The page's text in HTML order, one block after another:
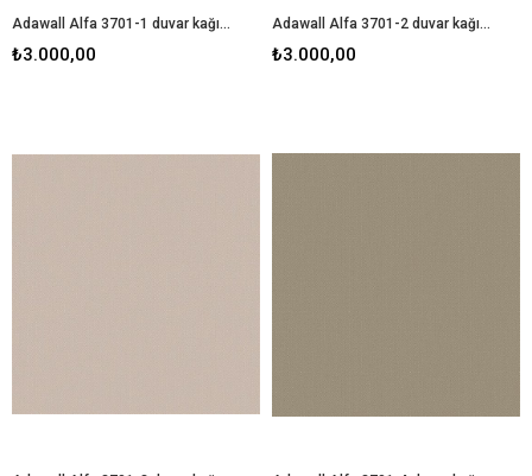
Adawall Alfa 3701-1 duvar kağıdı
₺3.000,00
Adawall Alfa 3701-2 duvar kağıdı
₺3.000,00